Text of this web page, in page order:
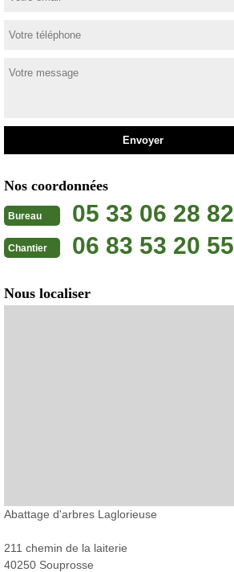
Nos coordonnées
Bureau 05 33 06 28 82
Chantier 06 83 53 20 55
Nous localiser
Abattage d'arbres Laglorieuse
211 chemin de la laiterie
40250 Souprosse